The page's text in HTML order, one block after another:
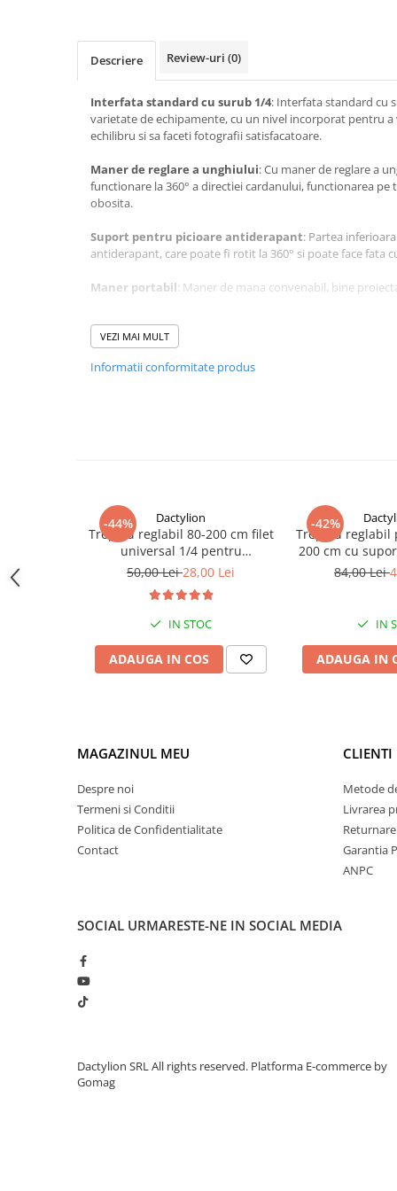
Descriere Review-uri (0)
Interfata standard cu surub 1/4: Interfata standard cu
varietate de echipamente, cu un nivel incorporat pentru
echilibru si sa faceti fotografii satisfacatoare.
Maner de reglare a unghiului: Cu maner de reglare a
functionare la 360° a directiei cardanului, functionarea pe
obosita.
Suport pentru picioare antiderapant: Partea
antiderapant, care poate fi rotit la 360° si poate face fata
Maner portabil: Maner de mana convenabil, bine
VEZI MAI MULT
Informatii conformitate produs
-44% Dactylion
Trepied reglabil 80-200 cm filet
universal 1/4 pentru
studio,foto,lampa
50,00 Lei28,00 Lei
IN STOC
ADAUGA IN COS
-42%
Trepied reglabil
200 cm cu
din ABS reglabil
streaming
84,00 Lei
IN
ADAUGA IN
MAGAZINUL MEU
Despre noi
Termeni si Conditii
Politica de Confidentialitate
Contact
CLIENTI
Metode
Livrarea
Garantia
ANPC
SOCIAL URMARESTE-NE IN SOCIAL MEDIA
Dactylion SRL All rights reserved. Platforma E-commerce by
Gomag